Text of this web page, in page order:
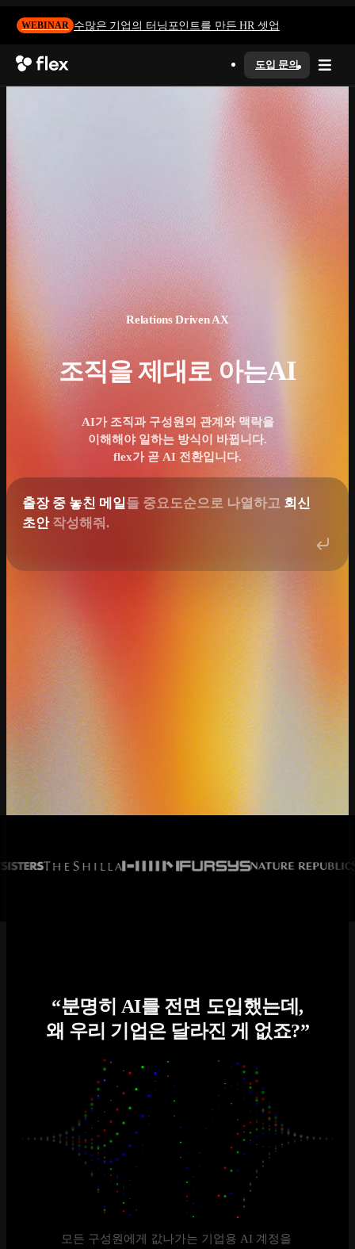
WEBINAR 수많은 기업의 터닝포인트를 만든 HR 셋업
도입 문의
Relations Driven AX
조직을 제대로 아는AI
AI가 조직과 구성원의 관계와 맥락을
이해해야 일하는 방식이 바뀝니다.
flex가 곧 AI 전환입니다.
“분명히 AI를 전면 도입했는데,
왜 우리 기업은 달라진 게 없죠?”
모든 구성원에게 값나가는 기업용 AI 계정을